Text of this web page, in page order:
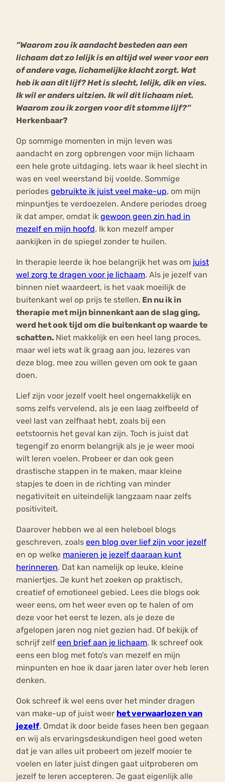
”Waarom zou ik aandacht besteden aan een
lichaam dat zo lelijk is en altijd wel weer voor een
of andere vage, lichamelijke klacht zorgt. Wat
heb ik aan dit lijf? Het is slecht, lelijk, dik en vies.
Ik wil er anders uitzien. Ik wil dit lichaam niet.
Waarom zou ik zorgen voor dit stomme lijf?”
Herkenbaar?
Op sommige momenten in mijn leven was
aandacht en zorg opbrengen voor mijn lichaam
een hele grote uitdaging. Iets waar ik heel slecht in
was en veel weerstand bij voelde. Sommige
periodes gebruikte ik juist veel make-up, om mijn
minpuntjes te verdoezelen. Andere periodes droeg
ik dat amper, omdat ik gewoon geen zin had in
mezelf en mijn hoofd. Ik kon mezelf amper
aankijken in de spiegel zonder te huilen.
In therapie leerde ik hoe belangrijk het was om juist
wel zorg te dragen voor je lichaam. Als je jezelf van
binnen niet waardeert, is het vaak moeilijk de
buitenkant wel op prijs te stellen. En nu ik in
therapie met mijn binnenkant aan de slag ging,
werd het ook tijd om die buitenkant op waarde te
schatten. Niet makkelijk en een heel lang proces,
maar wel iets wat ik graag aan jou, lezeres van
deze blog, mee zou willen geven om ook te gaan
doen.
Lief zijn voor jezelf voelt heel ongemakkelijk en
soms zelfs vervelend, als je een laag zelfbeeld of
veel last van zelfhaat hebt, zoals bij een
eetstoornis het geval kan zijn. Toch is juist dat
tegengif zo enorm belangrijk als je je weer mooi
wilt leren voelen. Probeer er dan ook geen
drastische stappen in te maken, maar kleine
stapjes te doen in de richting van minder
negativiteit en uiteindelijk langzaam naar zelfs
positiviteit.
Daarover hebben we al een heleboel blogs
geschreven, zoals een blog over lief zijn voor jezelf
en op welke manieren je jezelf daaraan kunt
herinneren. Dat kan namelijk op leuke, kleine
maniertjes. Je kunt het zoeken op praktisch,
creatief of emotioneel gebied. Lees die blogs ook
weer eens, om het weer even op te halen of om
deze voor het eerst te lezen, als je deze de
afgelopen jaren nog niet gezien had. Of bekijk of
schrijf zelf een brief aan je lichaam. Ik schreef ook
eens een blog met foto’s van mezelf en mijn
minpunten en hoe ik daar jaren later over heb leren
denken.
Ook schreef ik wel eens over het minder dragen
van make-up of juist weer het verwaarlozen van
jezelf. Omdat ik door beide fases heen ben gegaan
en wij als ervaringsdeskundigen heel goed weten
dat je van alles uit probeert om jezelf mooier te
voelen en later juist dingen gaat uitproberen om
jezelf te leren accepteren. Je gaat eigenlijk alle
Forum
mia
Nerv
osa
Eetstoornis Anorexia Nervosa
Eetbuien Piekeren Sport
Trauma
Orthorexia
Afvallen Angst